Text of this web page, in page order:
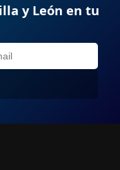
y León en tu